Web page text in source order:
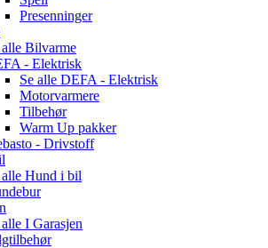
Presenninger
alle Bilvarme
- Elektrisk
Se alle DEFA - Elektrisk
Motorvarmere
Tilbehør
Warm Up pakker
- Drivstoff
alle Hund i bil
alle I Garasjen